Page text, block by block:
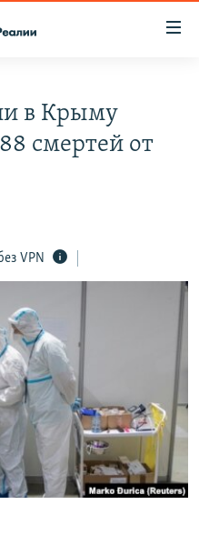
СОПРОТИВЛЕНИЯ
в Крыму
смертей от
VPN